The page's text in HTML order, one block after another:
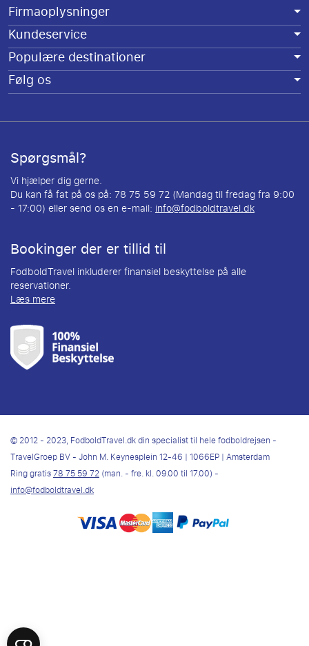
Firmaoplysninger
Kundeservice
Populære destinationer
Følg os
Spørgsmål?
Vi hjælper dig gerne.
Du kan få fat på os på: 78 75 59 72 (Mandag til fredag fra 9:00
- 17:00) eller send os en e-mail: info@fodboldtravel.dk
Bookinger der er tillid til
FodboldTravel inkluderer finansiel beskyttelse på alle
reservationer.
Læs mere
© 2012 - 2023, FodboldTravel.dk din specialist til hele fodboldrejsen -
TravelGroep BV - John M. Keynesplein 12-46 | 1066EP | Amsterdam
Ring gratis78 75 59 72(man. - fre. kl. 09.00 til 17.00) -
info@fodboldtravel.dk